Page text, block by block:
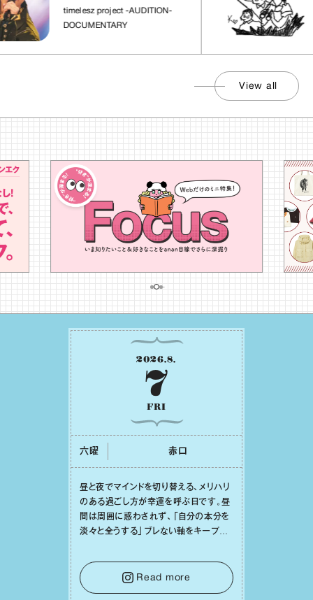
れた場所」
timelesz project -AUDITION-
DOCUMENTARY
View all
2026.8.
7
FRI
六曜 ⾚⼝
昼と夜でマインドを切り替える、メリハリ
のある過ごし⽅が幸運を呼ぶ⽇です。昼
間は周囲に惑わされず、「⾃分の本分を
淡々と全うする」ブレない軸をキープし
⾔葉に流されないよう、⼼にしっかりブ
レーキをかけること。この意識の切り替
えが、あなたに確かな安⼼感をもたらす
Read more